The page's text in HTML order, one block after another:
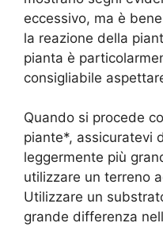
eccessivo, ma è
la reazione della
pianta è
consigliabile
Quando si procede
piante*, assicuratevi
leggermente più
utilizzare un terreno
Utilizzare un
grande differenza